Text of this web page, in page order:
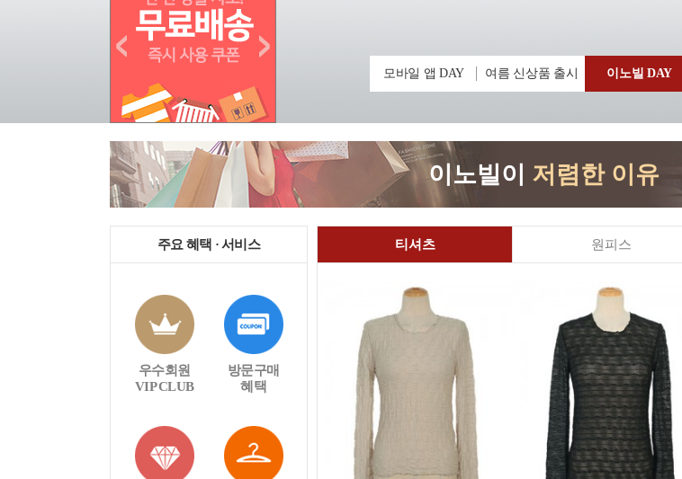
모바일 앱 DAY 여름 신상품 출시 이노빌 DAY
이노빌이 저렴한 이유
주요 혜택 · 서비스
우수회원
VIP CLUB
방문구매
혜택
티셔츠 원피스